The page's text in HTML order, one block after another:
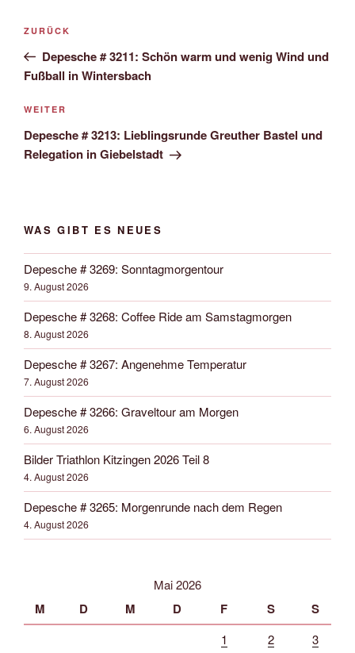
Beitrags-
Vorheriger
Beitrag
ZURÜCK
Depesche # 3211: Schön warm und wenig Wind und
Fußball in Wintersbach
Nächster
Beitrag
WEITER
Depesche # 3213: Lieblingsrunde Greuther Bastel und
Relegation in Giebelstadt
WAS GIBT ES NEUES
Depesche # 3269: Sonntagmorgentour
9. August 2026
Depesche # 3268: Coffee Ride am Samstagmorgen
8. August 2026
Depesche # 3267: Angenehme Temperatur
7. August 2026
Depesche # 3266: Graveltour am Morgen
6. August 2026
Bilder Triathlon Kitzingen 2026 Teil 8
4. August 2026
Depesche # 3265: Morgenrunde nach dem Regen
4. August 2026
Mai 2026
M D M D F S S
1 2 3